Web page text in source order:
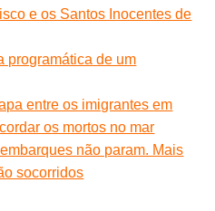
e os Santos Inocentes de
programática de um
entre os imigrantes em
os mortos no mar
não param. Mais
socorridos